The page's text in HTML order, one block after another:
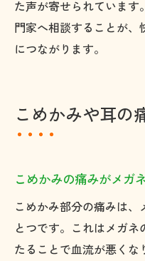
た声が寄せられていま
門家へ相談することが
につながります。
こめかみや耳の
こめかみの痛みがメガ
こめかみ部分の痛みは
とつです。これはメガ
たることで血流が悪く